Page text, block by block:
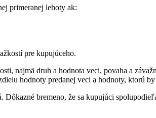
primeranej lehoty ak:
pre kupujúceho.
najmä druh a hodnota veci, povaha a
hodnoty predanej veci a hodnoty, ktorú
bremeno, že sa kupujúci